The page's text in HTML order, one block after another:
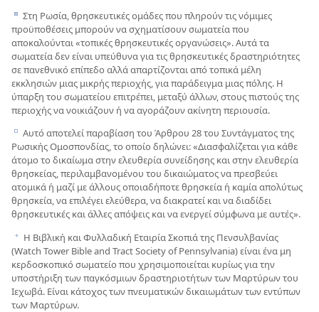
d Στη Ρωσία, θρησκευτικές ομάδες που πληρούν τις νόμιμες
προϋποθέσεις μπορούν να σχηματίσουν σωματεία που
αποκαλούνται «τοπικές θρησκευτικές οργανώσεις». Αυτά τα
σωματεία δεν είναι υπεύθυνα για τις θρησκευτικές δραστηριότητες
σε πανεθνικό επίπεδο αλλά απαρτίζονται από τοπικά μέλη
εκκλησιών μιας μικρής περιοχής, για παράδειγμα μιας πόλης. Η
ύπαρξη του σωματείου επιτρέπει, μεταξύ άλλων, στους πιστούς της
περιοχής να νοικιάζουν ή να αγοράζουν ακίνητη περιουσία.
e Αυτό αποτελεί παραβίαση του Άρθρου 28 του Συντάγματος της
Ρωσικής Ομοσπονδίας, το οποίο δηλώνει: «Διασφαλίζεται για κάθε
άτομο το δικαίωμα στην ελευθερία συνείδησης και στην ελευθερία
θρησκείας, περιλαμβανομένου του δικαιώματος να πρεσβεύει
ατομικά ή μαζί με άλλους οποιαδήποτε θρησκεία ή καμία απολύτως
θρησκεία, να επιλέγει ελεύθερα, να διακρατεί και να διαδίδει
θρησκευτικές και άλλες απόψεις και να ενεργεί σύμφωνα με αυτές».
f Η Βιβλική και Φυλλαδική Εταιρία Σκοπιά της Πενσυλβανίας
(Watch Tower Bible and Tract Society of Pennsylvania) είναι ένα μη
κερδοσκοπικό σωματείο που χρησιμοποιείται κυρίως για την
υποστήριξη των παγκόσμιων δραστηριοτήτων των Μαρτύρων του
Ιεχωβά. Είναι κάτοχος των πνευματικών δικαιωμάτων των εντύπων
των Μαρτύρων.